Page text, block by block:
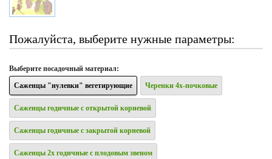
Пожалуйста, выберите нужные параметры:
Выберите посадочный материал:
Саженцы "нулевки" вегетирующие
Черенки 4х-почковые
Саженцы годичные с открытой корневой
Саженцы годичные с закрытой корневой
Саженцы 2х годичные с плодовым звеном